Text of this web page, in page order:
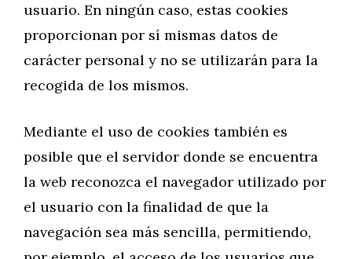
usuario. En ningún caso, estas cookies
proporcionan por sí mismas datos de
carácter personal y no se utilizarán para la
recogida de los mismos.
Mediante el uso de cookies también es
posible que el servidor donde se encuentra
la web reconozca el navegador utilizado por
el usuario con la finalidad de que la
navegación sea más sencilla, permitiendo,